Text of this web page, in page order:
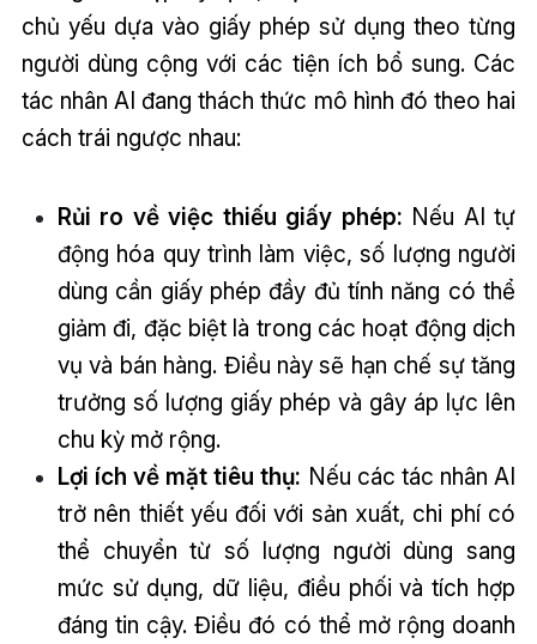
chủ yếu dựa vào giấy phép sử dụng theo từng
người dùng cộng với các tiện ích bổ sung. Các
tác nhân AI đang thách thức mô hình đó theo hai
cách trái ngược nhau:
Rủi ro về việc thiếu giấy phép: Nếu AI tự
động hóa quy trình làm việc, số lượng người
dùng cần giấy phép đầy đủ tính năng có thể
giảm đi, đặc biệt là trong các hoạt động dịch
vụ và bán hàng. Điều này sẽ hạn chế sự tăng
trưởng số lượng giấy phép và gây áp lực lên
chu kỳ mở rộng.
Lợi ích về mặt tiêu thụ: Nếu các tác nhân AI
trở nên thiết yếu đối với sản xuất, chi phí có
thể chuyển từ số lượng người dùng sang
mức sử dụng, dữ liệu, điều phối và tích hợp
đáng tin cậy. Điều đó có thể mở rộng doanh